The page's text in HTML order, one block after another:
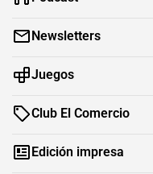
Newsletters
Juegos
Club El Comercio
Edición impresa